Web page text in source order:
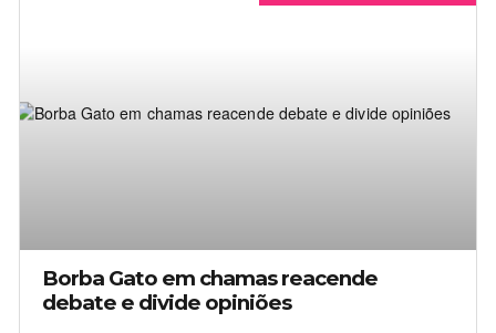
Borba Gato em chamas reacende
debate e divide opiniões